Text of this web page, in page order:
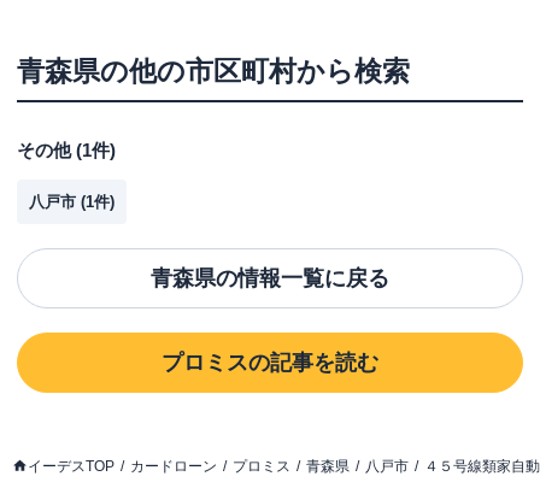
青森県の他の市区町村から検索
その他(1件)
八戸市 (1件)
青森県の情報一覧に戻る
プロミスの記事を読む
イーデスTOP カードローン プロミス 青森県 八戸市 ４５号線類家自